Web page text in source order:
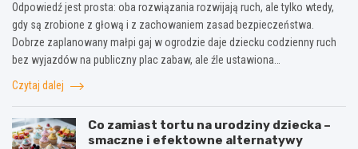
Odpowiedź jest prosta: oba rozwiązania rozwijają ruch, ale tylko wtedy,
gdy są zrobione z głową i z zachowaniem zasad bezpieczeństwa.
Dobrze zaplanowany małpi gaj w ogrodzie daje dziecku codzienny ruch
bez wyjazdów na publiczny plac zabaw, ale źle ustawiona…
Czytaj dalej
Co zamiast tortu na urodziny dziecka –
smaczne i efektowne alternatywy